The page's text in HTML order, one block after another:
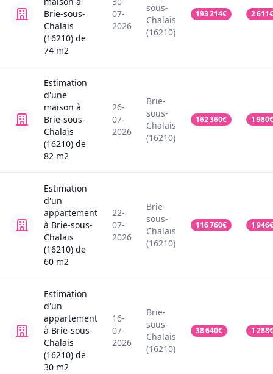
Brie-sous-
Chalais
(16210) de
74 m2
07-
2026
sous-
Chalais
(16210)
193 214€ 2 611€
Estimation
d'une
maison à
Brie-sous-
Chalais
(16210) de
82 m2
26-
07-
2026
Brie-
sous-
Chalais
(16210)
162 360€ 1 980€
Estimation
d'un
appartement
à Brie-sous-
Chalais
(16210) de
60 m2
22-
07-
2026
Brie-
sous-
Chalais
(16210)
116 760€ 1 946€
Estimation
d'un
appartement
à Brie-sous-
Chalais
(16210) de
30 m2
16-
07-
2026
Brie-
sous-
Chalais
(16210)
38 640€ 1 288€